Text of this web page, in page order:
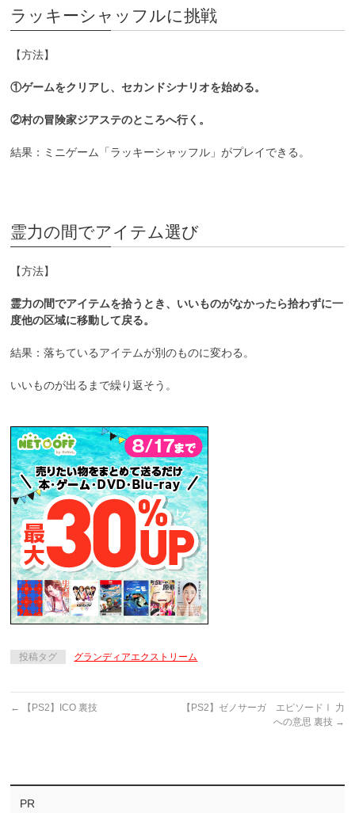
ラッキーシャッフルに挑戦
【方法】
①ゲームをクリアし、セカンドシナリオを始める。
②村の冒険家ジアステのところへ行く。
結果：ミニゲーム「ラッキーシャッフル」がプレイできる。
霊力の間でアイテム選び
【方法】
霊力の間でアイテムを拾うとき、いいものがなかったら拾わずに一
度他の区域に移動して戻る。
結果：落ちているアイテムが別のものに変わる。
いいものが出るまで繰り返そう。
投稿タグ グランディアエクストリーム
← 【PS2】ICO 裏技
【PS2】ゼノサーガ エピソードⅠ 力
への意思 裏技 →
PR